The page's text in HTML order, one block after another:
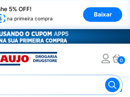
5% OFF!
na primeira compra
Baixar
0
Remédio para Sistema Nervoso